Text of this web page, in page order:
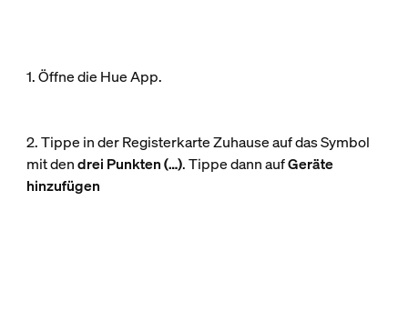
1. Öffne die Hue App.
2. Tippe in der Registerkarte Zuhause auf das Symbol
mit dendrei Punkten (…). Tippe dann aufGeräte
hinzufügen